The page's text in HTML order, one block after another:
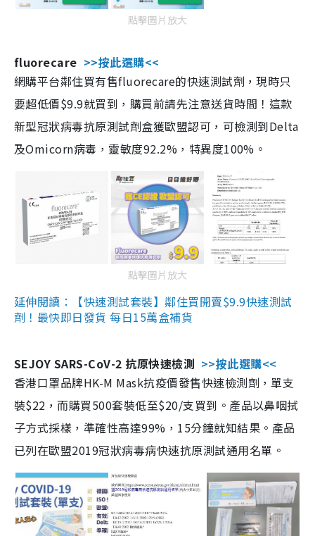
點擊圖片放大
fluorecare >>按此選購<<
網購平台鄰住買有售fluorecare的快速測試劑，現時只
要超低價$9.9就買到，購買前請先注意送貨時間！這款
新型冠狀病毒抗原測試劑盒獲歐盟認可，可檢測到Delta
及Omicorn病毒，靈敏度92.2%，特異度100%。
點擊圖片放大
延伸閱讀：【快速測試套裝】鄰住買開賣$9.9快速測試
劑！最快即日發貨 每日15萬盒補貨
SEJOY SARS-CoV-2 抗原快速檢測 >>按此選購<<
香港口罩品牌HK-M Mask抗疫價發售快速檢測劑，單支
裝$22，而購買500套裝低至$20/支買到。產品以鼻咽拭
子方式採樣，準確性高達99%，15分鐘就知結果。產品
已列在歐盟2019冠狀病毒病快速抗原測試通用名單。